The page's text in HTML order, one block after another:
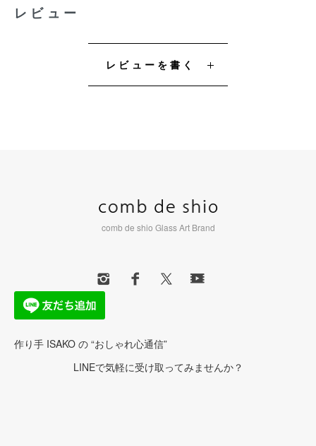
レビュー
レビューを書く
comb de shio Glass Art Brand
作り手 ISAKO の “おしゃれ心通信”
LINEで気軽に受け取ってみませんか？